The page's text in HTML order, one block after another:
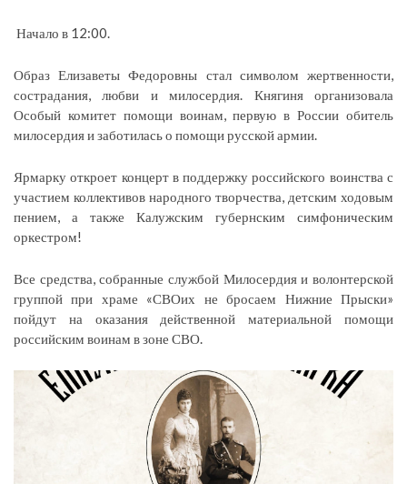
Начало в 12:00.
Образ Елизаветы Федоровны стал символом жертвенности,
сострадания, любви и милосердия. Княгиня организовала
Особый комитет помощи воинам, первую в России обитель
милосердия и заботилась о помощи русской армии.
Ярмарку откроет концерт в поддержку российского воинства с
участием коллективов народного творчества, детским ходовым
пением, а также Калужским губернским симфоническим
оркестром!
Все средства, собранные службой Милосердия и волонтерской
группой при храме «СВОих не бросаем Нижние Прыски»
пойдут на оказания действенной материальной помощи
российским воинам в зоне СВО.